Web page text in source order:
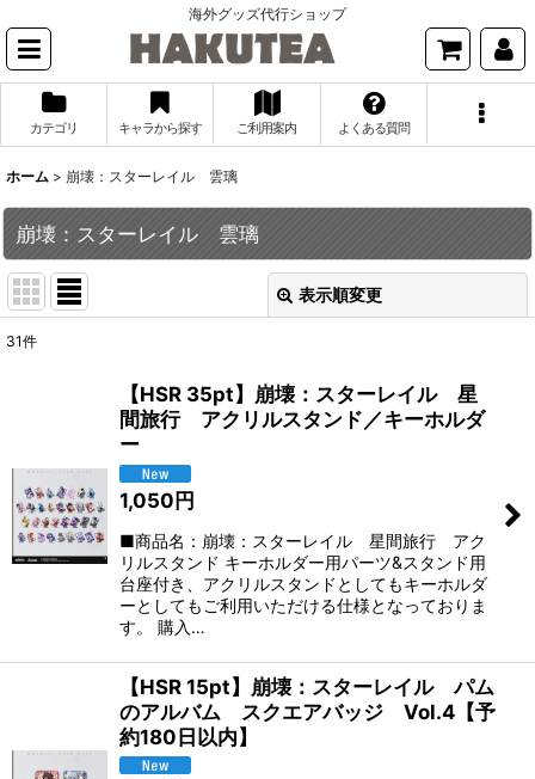
海外グッズ代行ショップ
カテゴリ キャラから探す ご利用案内 よくある質問
ホーム > 崩壊：スターレイル 雲璃
崩壊：スターレイル 雲璃
表示順変更
31件
【HSR 35pt】崩壊：スターレイル 星
間旅行 アクリルスタンド／キーホルダ
ー
1,050円
■商品名：崩壊：スターレイル 星間旅行 アク
リルスタンド キーホルダー用パーツ&スタンド用
台座付き、アクリルスタンドとしてもキーホルダ
ーとしてもご利用いただける仕様となっておりま
す。 購入…
【HSR 15pt】崩壊：スターレイル パム
のアルバム スクエアバッジ Vol.4【予
約180日以内】